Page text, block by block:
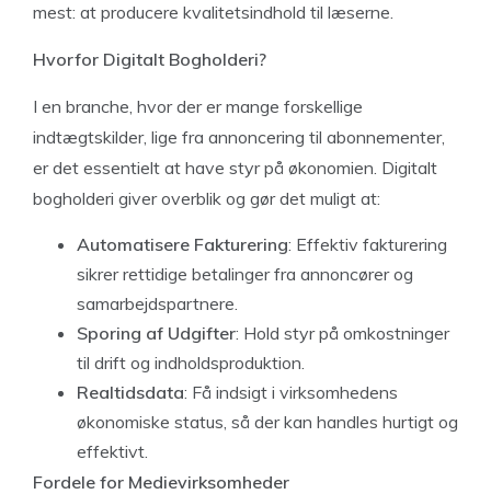
mest: at producere kvalitetsindhold til læserne.
Hvorfor Digitalt Bogholderi?
I en branche, hvor der er mange forskellige
indtægtskilder, lige fra annoncering til abonnementer,
er det essentielt at have styr på økonomien. Digitalt
bogholderi giver overblik og gør det muligt at:
Automatisere Fakturering: Effektiv fakturering
sikrer rettidige betalinger fra annoncører og
samarbejdspartnere.
Sporing af Udgifter: Hold styr på omkostninger
til drift og indholdsproduktion.
Realtidsdata: Få indsigt i virksomhedens
økonomiske status, så der kan handles hurtigt og
effektivt.
Fordele for Medievirksomheder